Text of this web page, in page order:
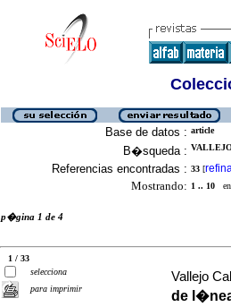
Base de datos : article
B�squeda :
Referencias encontradas : 33 [
Mostrando: 1 .. 10 en
p�gina 1 de 4
1 / 33
selecciona
para imprimir
Vallejo
de